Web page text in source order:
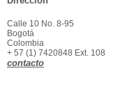
Calle 10 No. 8-95
Bogotá
Colombia
+ 57 (1) 7420848 Ext. 108
contacto